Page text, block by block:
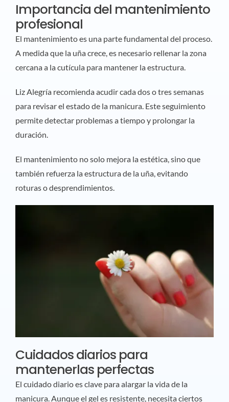
Importancia del mantenimiento
profesional
El mantenimiento es una parte fundamental del proceso.
A medida que la uña crece, es necesario rellenar la zona
cercana a la cutícula para mantener la estructura.
Liz Alegría recomienda acudir cada dos o tres semanas
para revisar el estado de la manicura. Este seguimiento
permite detectar problemas a tiempo y prolongar la
duración.
El mantenimiento no solo mejora la estética, sino que
también refuerza la estructura de la uña, evitando
roturas o desprendimientos.
Cuidados diarios para
mantenerlas perfectas
El cuidado diario es clave para alargar la vida de la
manicura. Aunque el gel es resistente, necesita ciertos